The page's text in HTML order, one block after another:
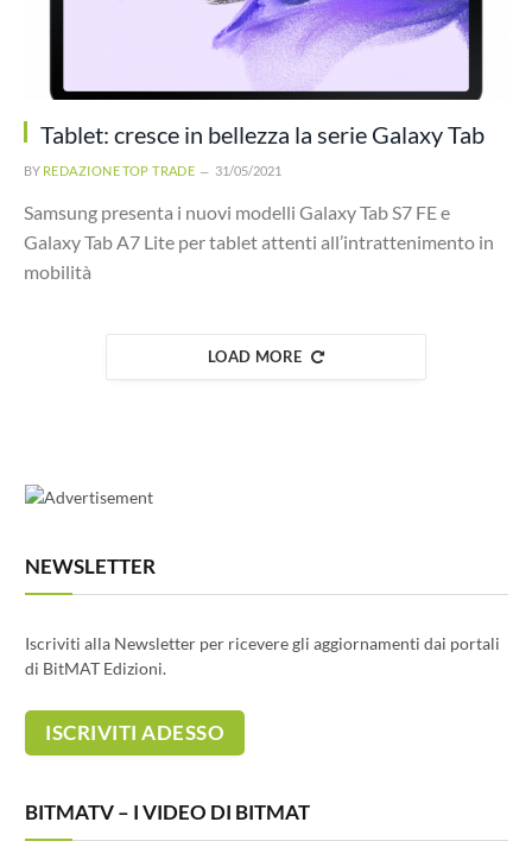
Tablet: cresce in bellezza la serie Galaxy Tab
BY REDAZIONE TOP TRADE 31/05/2021
Samsung presenta i nuovi modelli Galaxy Tab S7 FE e
Galaxy Tab A7 Lite per tablet attenti all’intrattenimento in
mobilità
LOAD MORE
NEWSLETTER
Iscriviti alla Newsletter per ricevere gli aggiornamenti dai portali
di BitMAT Edizioni.
BITMATV – I VIDEO DI BITMAT